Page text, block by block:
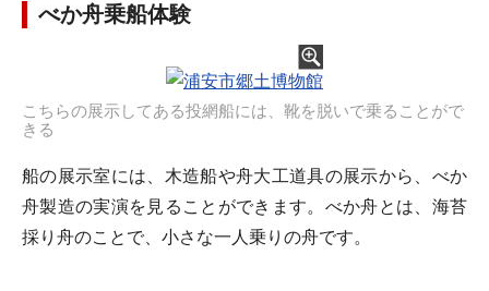
べか舟乗船体験
こちらの展示してある投網船には、靴を脱いで乗ることがで
きる
船の展示室には、木造船や舟大工道具の展示から、べか
舟製造の実演を見ることができます。べか舟とは、海苔
採り舟のことで、小さな一人乗りの舟です。